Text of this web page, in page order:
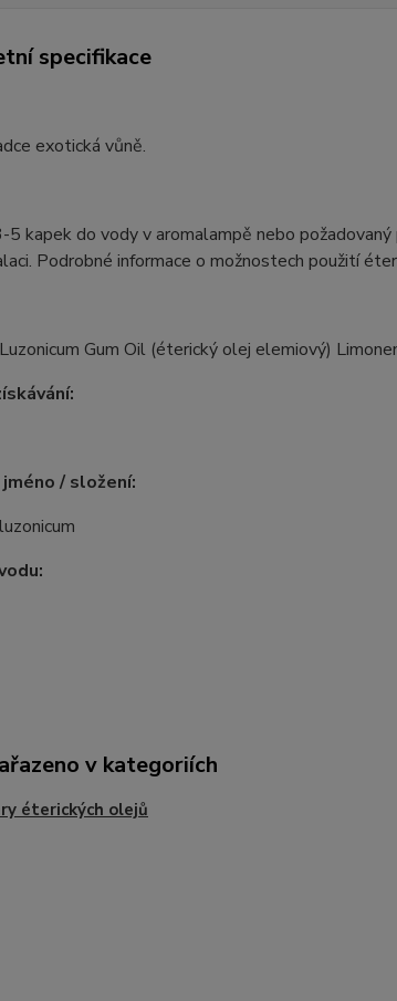
specifikace
exotická vůně.
kapek do vody v aromalampě nebo
Podrobné informace o možnostech použití
Gum Oil (éterický olej elemiový)
/ složení:
v kategoriích
éterických olejů